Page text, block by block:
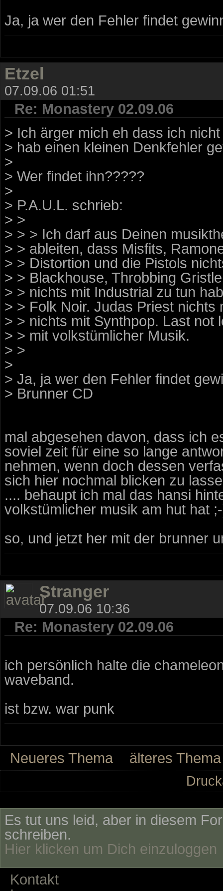
Ja, ja wer den Fehler findet
Etzel
07.09.06 01:51
Re: Monastery 02.09.06
> Ich ärger mich eh dass ich
> hab einen kleinen Denkfehler
>
> Wer findet ihn?????
>
> P.A.U.L. schrieb:
> >
> > > Ich darf aus Deinen
> > ableiten, dass Misfits,
> > Distortion und die Pistols
> > Blackhouse, Throbbing
> > nichts mit Industrial zu tun
> > Folk Noir. Judas Priest
> > nichts mit Synthpop. Last not
> > mit volkstümlicher Musik.
> >
>
> Ja, ja wer den Fehler findet
> Brunner CD
mal abgesehen davon, dass ich
soviel zeit für eine so lange
nehmen, wenn doch dessen
sich hier nochmal blicken zu
.... behaupt ich mal das hansi
volkstümlicher musik am hut hat
so, und jetzt her mit der brunner
Stranger
07.09.06 10:36
Re: Monastery 02.09.06
ich persönlich halte die
waveband.
ist bzw. war punk
Neueres Thema älteres Thema
Es tut uns leid, aber in diesem
schreiben.
Hier klicken um Dich einzuloggen
Kontakt